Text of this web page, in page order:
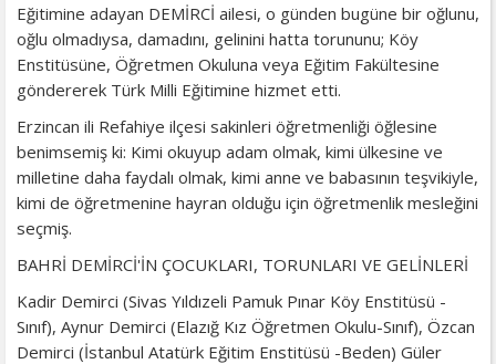
Eğitimine adayan DEMİRCİ ailesi, o günden bugüne bir oğlunu,
oğlu olmadıysa, damadını, gelinini hatta torununu; Köy
Enstitüsüne, Öğretmen Okuluna veya Eğitim Fakültesine
göndererek Türk Milli Eğitimine hizmet etti.
Erzincan ili Refahiye ilçesi sakinleri öğretmenliği öğlesine
benimsemiş ki: Kimi okuyup adam olmak, kimi ülkesine ve
milletine daha faydalı olmak, kimi anne ve babasının teşvikiyle,
kimi de öğretmenine hayran olduğu için öğretmenlik mesleğini
seçmiş.
BAHRİ DEMİRCİ'İN ÇOCUKLARI, TORUNLARI VE GELİNLERİ
Kadir Demirci (Sivas Yıldızeli Pamuk Pınar Köy Enstitüsü -
Sınıf), Aynur Demirci (Elazığ Kız Öğretmen Okulu-Sınıf), Özcan
Demirci (İstanbul Atatürk Eğitim Enstitüsü -Beden) Güler